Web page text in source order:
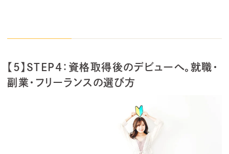
【5】STEP4：資格取得後のデビューへ。就職・
副業・フリーランスの選び方